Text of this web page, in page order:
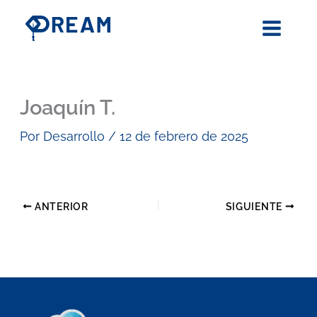
contenido
Joaquín T.
Por Desarrollo /12 de febrero de 2025
ANTERIOR SIGUIENTE